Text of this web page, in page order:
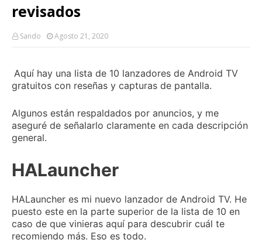
revisados
Sando Agosto 21, 2020
Aquí hay una lista de 10 lanzadores de Android TV
gratuitos con reseñas y capturas de pantalla.
Algunos están respaldados por anuncios, y me
aseguré de señalarlo claramente en cada descripción
general.
HALauncher
HALauncher es mi nuevo lanzador de Android TV. He
puesto este en la parte superior de la lista de 10 en
caso de que vinieras aquí para descubrir cuál te
recomiendo más. Eso es todo.